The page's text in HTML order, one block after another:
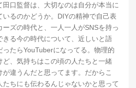
口監督は、大切なのは自分が本当に
るのかどうか。DIYの精神で自己表
ズの時代と、一人一人がSNSを持っ
きる今の時代について、近しいと語
ったらYouTuberになってる。物理的
ど、気持ちはこの頃の人たちと一緒
違うんだと思ってます。だからこ
たちにも伝わるんじゃないかと思って